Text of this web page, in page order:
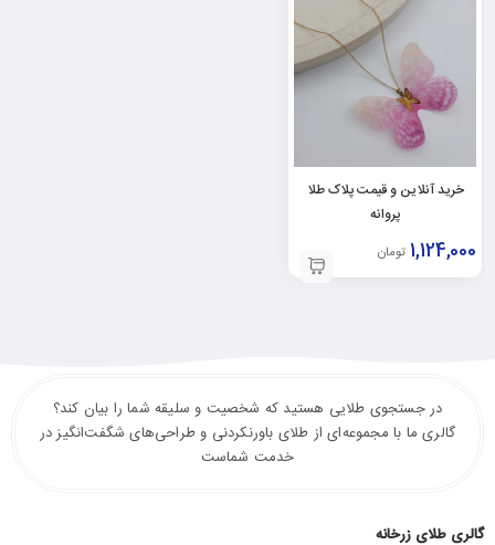
خرید آنلاین و قیمت پلاک طلا
پروانه
1,124,000 تومان
در جستجوی طلایی هستید که شخصیت و سلیقه شما را بیان کند؟
گالری ما با مجموعه‌ای از طلای باورنکردنی و طراحی‌های شگفت‌انگیز در
خدمت شماست
گالری طلای زرخانه